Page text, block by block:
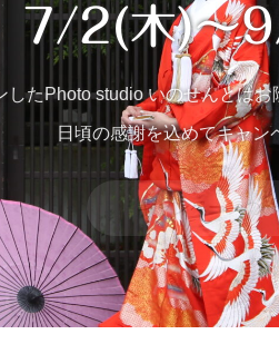
7/2(木)～
したPhoto studio いのせんとはお
日頃の感謝を込めてキャン
キャンペーンのペ